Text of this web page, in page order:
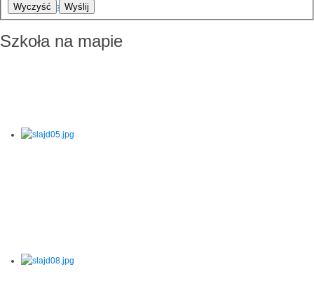
Wyczyść Wyślij
Szkoła na mapie